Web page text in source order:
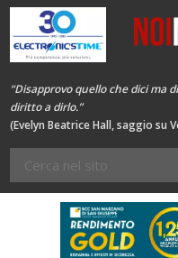
“Disapprovo quello che dici ma
diritto a dirlo.”
(Evelyn Beatrice Hall, saggio su